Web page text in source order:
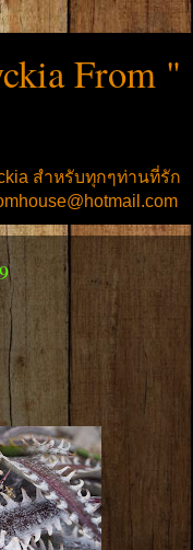
From "
สำหรับทุกๆท่านที่รัก